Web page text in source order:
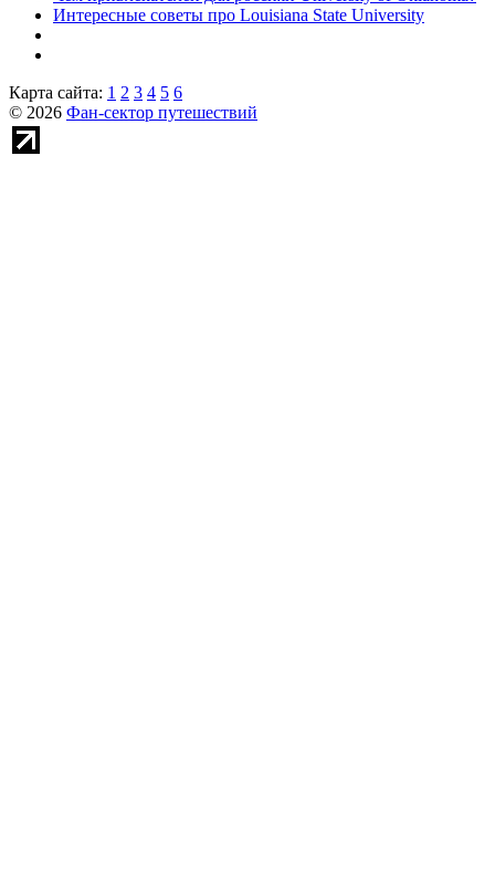
Интересные советы про Louisiana State University
Карта сайта: 1 2 3 4 5 6
© 2026 Фан-сектор путешествий